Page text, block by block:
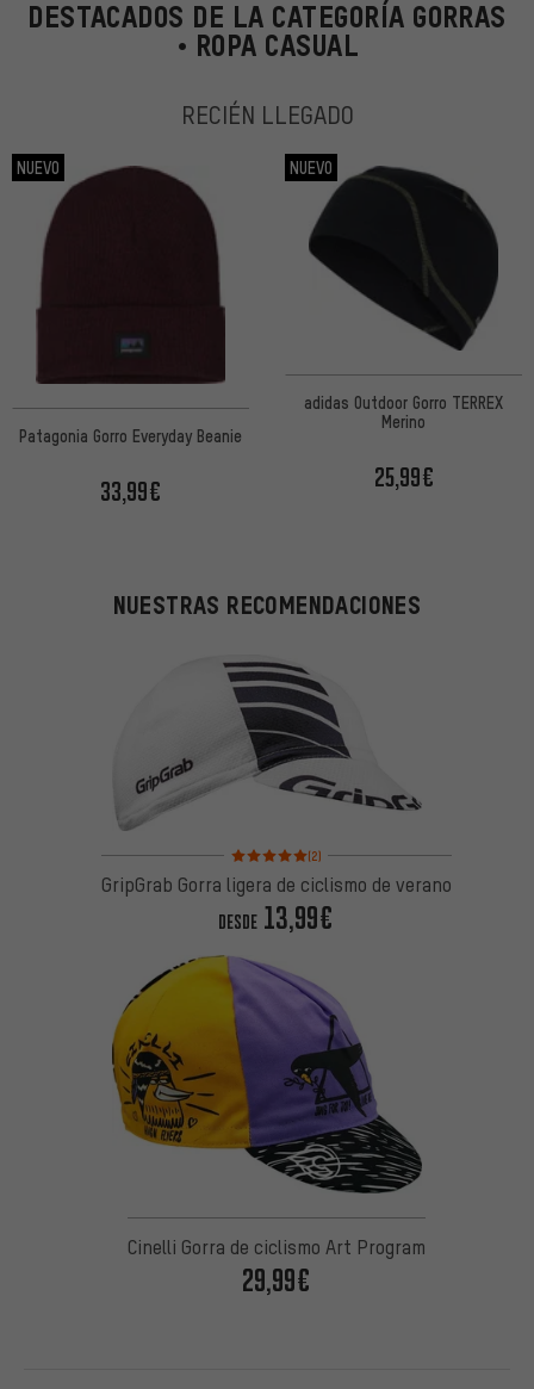
DESTACADOS DE LA CATEGORÍA GORRAS
• ROPA CASUAL
RECIÉN LLEGADO
NUEVO
Patagonia Gorro Everyday Beanie
33,99€
NUEVO
adidas Outdoor Gorro TERREX
Merino
25,99€
NUESTRAS RECOMENDACIONES
Valoración media: 5 de 5 basada en 2 reseñas
(2)
GripGrab Gorra ligera de ciclismo de verano
DESDE 13,99€
Cinelli Gorra de ciclismo Art Program
29,99€